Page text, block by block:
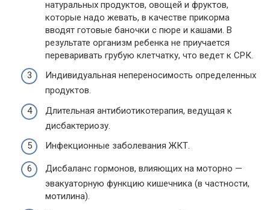
натуральных продуктов, овощей и фруктов,
которые надо жевать, в качестве прикорма
вводят готовые баночки с пюре и кашами. В
результате организм ребенка не приучается
переваривать грубую клетчатку, что ведет к СРК.
Индивидуальная непереносимость определенных
продуктов.
Длительная антибиотикотерапия, ведущая к
дисбактериозу.
Инфекционные заболевания ЖКТ.
Дисбаланс гормонов, влияющих на моторно —
эвакуаторную функцию кишечника (в частности,
мотилина).